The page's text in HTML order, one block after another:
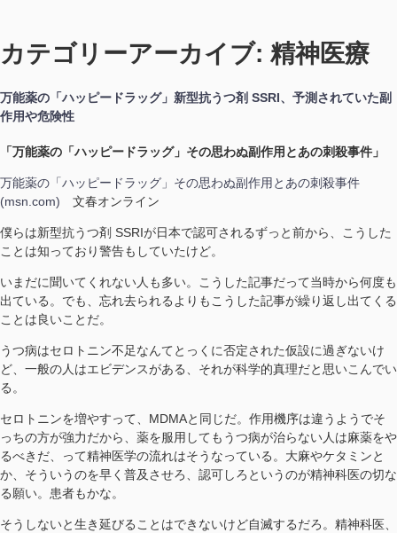
カテゴリーアーカイブ: 精神医療
万能薬の「ハッピードラッグ」新型抗うつ剤 SSRI、予測されていた副
作用や危険性
「万能薬の「ハッピードラッグ」その思わぬ副作用とあの刺殺事件」
万能薬の「ハッピードラッグ」その思わぬ副作用とあの刺殺事件
(msn.com) 文春オンライン
僕らは新型抗うつ剤 SSRIが日本で認可されるずっと前から、こうした
ことは知っており警告もしていたけど。
いまだに聞いてくれない人も多い。こうした記事だって当時から何度も
出ている。でも、忘れ去られるよりもこうした記事が繰り返し出てくる
ことは良いことだ。
うつ病はセロトニン不足なんてとっくに否定された仮設に過ぎないけ
ど、一般の人はエビデンスがある、それが科学的真理だと思いこんでい
る。
セロトニンを増やすって、MDMAと同じだ。作用機序は違うようでそ
っちの方が強力だから、薬を服用してもうつ病が治らない人は麻薬をや
るべきだ、って精神医学の流れはそうなっている。大麻やケタミンと
か、そういうのを早く普及させろ、認可しろというのが精神科医の切な
る願い。患者もかな。
そうしないと生き延びることはできないけど自滅するだろ。精神科医、